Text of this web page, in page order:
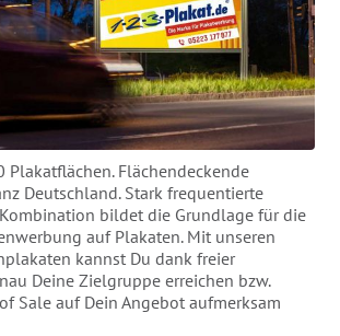
Plakatflächen. Flächendeckende
Deutschland. Stark frequentierte
bildet die Grundlage für die
auf Plakaten. Mit unseren
kannst Du dank freier
Deine Zielgruppe erreichen bzw.
Sale auf Dein Angebot aufmerksam